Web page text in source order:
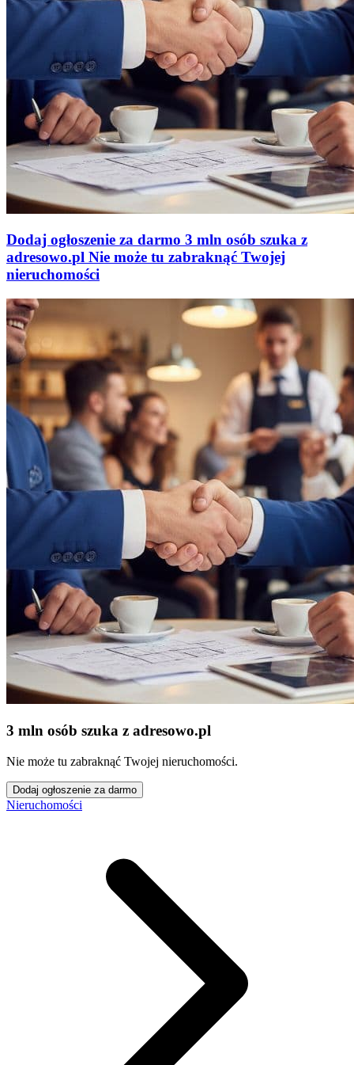
Dodaj ogłoszenie za darmo 3 mln osób szuka z
adresowo.pl Nie może tu zabraknąć Twojej
nieruchomości
3 mln osób szuka z adresowo.pl
Nie może tu zabraknąć Twojej nieruchomości.
Dodaj ogłoszenie za darmo
Nieruchomości